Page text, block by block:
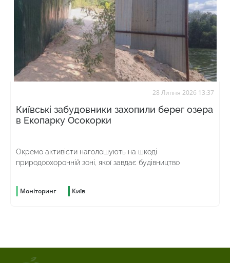
28 Липня 2026 13:37
Київські забудовники захопили берег озера
в Екопарку Осокорки
Окремо активісти наголошують на шкоді
природоохоронній зоні, якої завдає будівництво
Моніторинг Київ